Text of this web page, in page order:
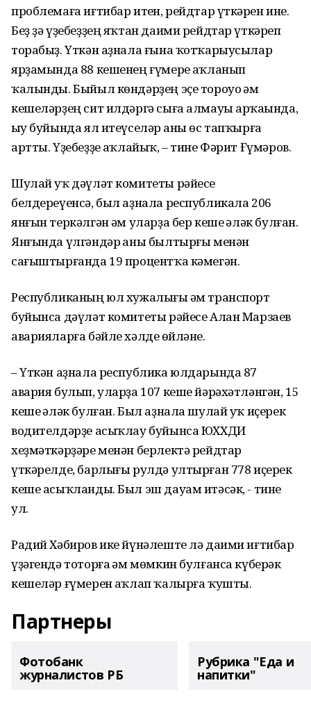
проблемаға иғтибар итһен, рейдтар үткәрһен ине.
Беҙ ҙә үҙебеҙҙең яҡтан даими рейдтар үткәреп
торабыҙ. Үткән аҙнала ғына ҡотҡарыусылар
ярҙамында 88 кешенең ғүмере һаҡланып
ҡалынды. Быйыл көндәрҙең эҫе тороуо һәм
кешеләрҙең сит илдәргә сыға алмауы арҡаһында,
һыу буйында ял итеүселәр һаны өс тапҡырға
артты. Үҙебеҙҙе һаҡлайыҡ, – тине Фәрит Ғүмәров.
Шулай уҡ дәүләт комитеты рәйесе
белдереүенсә, был аҙнала республикала 206
янғын теркәлгән һәм уларҙа бер кеше һәләк булған.
Янғында үлгәндәр һаны былтырғы менән
сағыштырғанда 19 процентҡа кәмегән.
Республиканың юл хужалығы һәм транспорт
буйынса дәүләт комитеты рәйесе Алан Марзаев
аварияларға бәйле хәлде һөйләне.
– Үткән аҙнала республика юлдарында 87
авария булып, уларҙа 107 кеше йәрәхәтләнгән, 15
кеше һәләк булған. Был аҙнала шулай уҡ иҫерек
водителдәрҙе асыҡлау буйынса ЮХХДИ
хеҙмәткәрҙәре менән берлектә рейдтар
үткәрелде, барлығы рулдә ултырған 778 иҫерек
кеше асыҡланды. Был эш дауам итәсәк, - тине
ул.
Радий Хәбиров ике йүнәлеште лә даими иғтибар
үҙәгендә тоторға һәм мөмкин булғанса күберәк
кешеләр ғүмерен һаҡлап ҡалырға ҡушты.
Партнеры
Фотобанк
журналистов РБ
Рубрика "Еда и
напитки"